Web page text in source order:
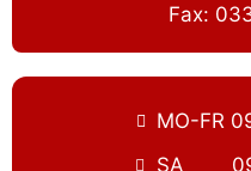
Fax:
MO-FR
SA